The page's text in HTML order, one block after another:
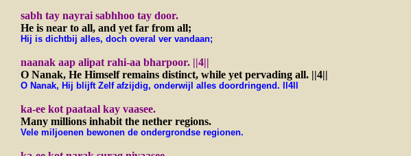
sabh tay nayrai sabhhoo tay door.
He is near to all, and yet far from all;
Hij is dichtbij alles, doch overal ver vandaan;
naanak aap alipat rahi-aa bharpoor. ||4||
O Nanak, He Himself remains distinct, while yet pervading all. ||4||
O Nanak, Hij blijft Zelf afzijdig, onderwijl alles doordringend. ll4ll
ka-ee kot paataal kay vaasee.
Many millions inhabit the nether regions.
Vele miljoenen bewonen de ondergrondse regionen.